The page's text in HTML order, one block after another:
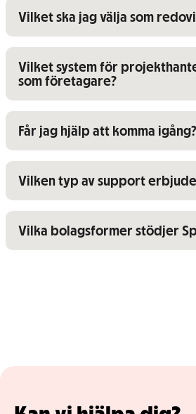
Visa/dölj innehåll för
Vilket ska jag välja som
Visa/dölj innehåll för
Vilket system för
som företagare?
Visa/dölj innehåll för
Får jag hjälp att komma igång?
Visa/dölj innehåll för
Vilken typ av support
Visa/dölj innehåll för
Vilka bolagsformer stödjer